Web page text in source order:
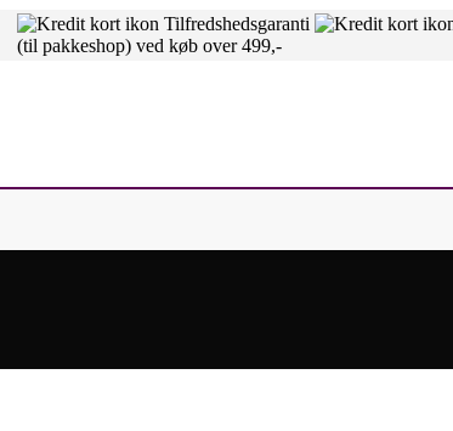
Tilfredshedsgaranti
(til pakkeshop) ved køb over 499,-